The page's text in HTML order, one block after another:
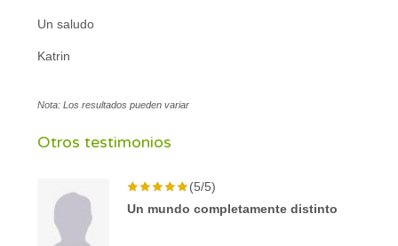
Un saludo
Katrin
Nota: Los resultados pueden variar
Otros testimonios
(5/5)
Un mundo completamente distinto